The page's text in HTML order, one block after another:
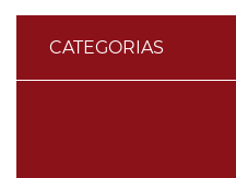
CATEGORIAS